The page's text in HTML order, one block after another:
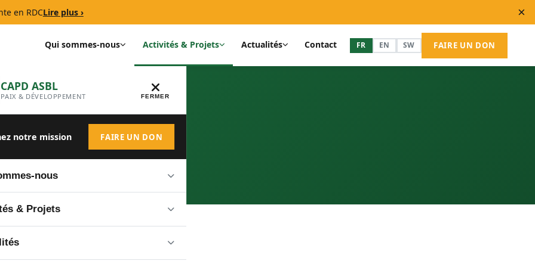
en RDCLire plus › ×
Qui sommes-nous Activités & Projets Actualités Contact FR EN SW FAIRE UN DON
CAPD ASBL
PAIX & DÉVELOPPEMENT FERMER
notre mission FAIRE UN DON
nous
Vision& Projets
les activités